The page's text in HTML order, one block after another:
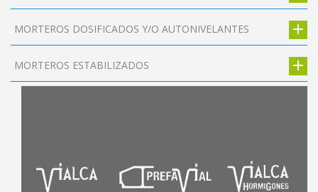
MORTEROS DOSIFICADOS Y/O AUTONIVELANTES
MORTEROS ESTABILIZADOS